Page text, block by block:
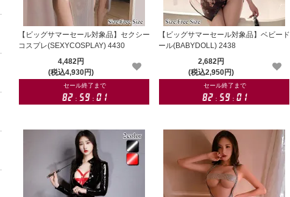
【ビッグサマーセール対象品】セクシー
コスプレ(SEXYCOSPLAY) 4430
4,482円
(税込4,930円)
【ビッグサマーセール対象品】ベビード
ール(BABYDOLL) 2438
2,682円
(税込2,950円)